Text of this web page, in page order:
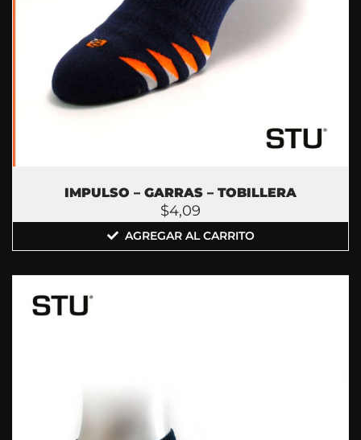
IMPULSO – GARRAS – TOBILLERA
$4,09
AGREGAR AL CARRITO